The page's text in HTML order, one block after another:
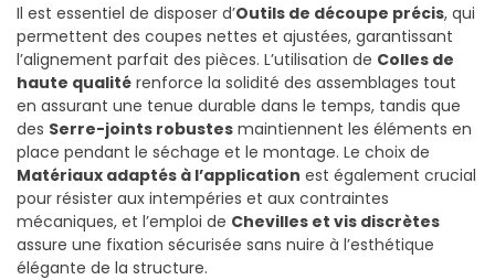
Il est essentiel de disposer d’Outils de découpe précis, qui
permettent des coupes nettes et ajustées, garantissant
l’alignement parfait des pièces. L’utilisation de Colles de
haute qualité renforce la solidité des assemblages tout
en assurant une tenue durable dans le temps, tandis que
des Serre-joints robustes maintiennent les éléments en
place pendant le séchage et le montage. Le choix de
Matériaux adaptés à l’application est également crucial
pour résister aux intempéries et aux contraintes
mécaniques, et l’emploi de Chevilles et vis discrètes
assure une fixation sécurisée sans nuire à l’esthétique
élégante de la structure.